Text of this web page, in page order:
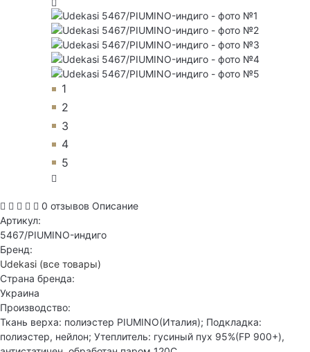
1
2
3
4
5
0 отзывов Описание
Артикул:
5467/PIUMINO-индиго
Бренд:
Udekasi (все товары)
Страна бренда:
Украина
Производство:
Ткань верха: полиэстер PIUMINO(Италия); Подкладка:
полиэстер, нейлон; Утеплитель: гусиный пух 95%(FP 900+),